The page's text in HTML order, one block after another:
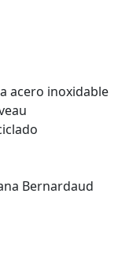
acero inoxidable
Bernardaud